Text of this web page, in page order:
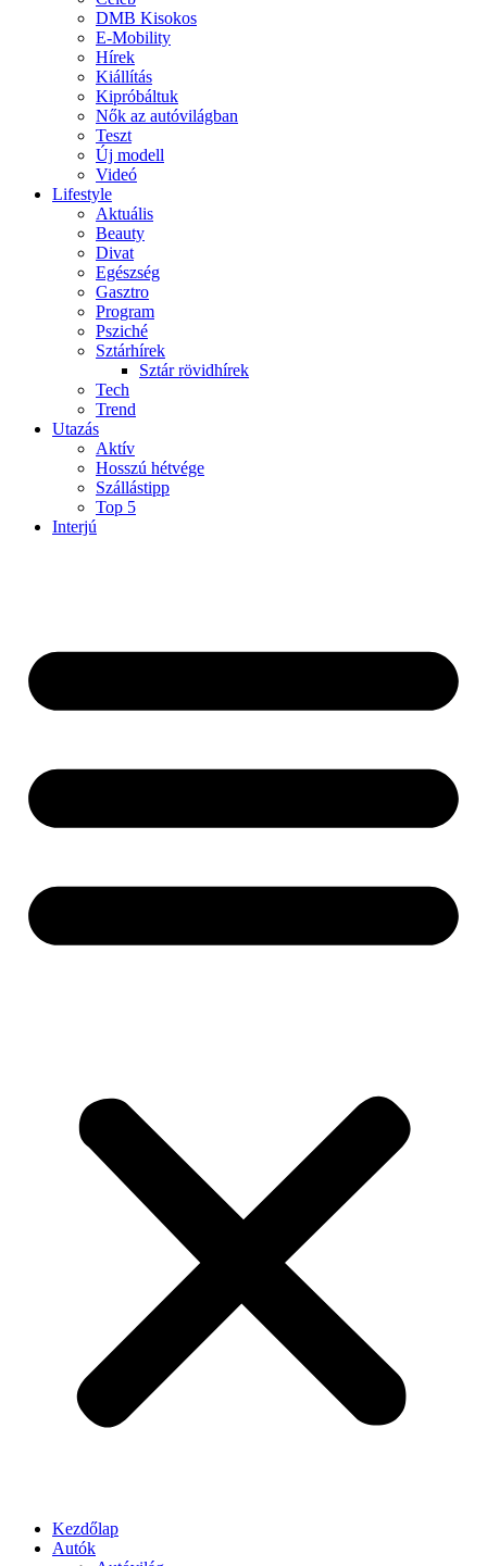
DMB Kisokos
E-Mobility
Hírek
Kiállítás
Kipróbáltuk
Nők az autóvilágban
Teszt
Új modell
Videó
Lifestyle
Aktuális
Beauty
Divat
Egészség
Gasztro
Program
Psziché
Sztárhírek
Sztár rövidhírek
Tech
Trend
Utazás
Aktív
Hosszú hétvége
Szállástipp
Top 5
Interjú
Kezdőlap
Autók